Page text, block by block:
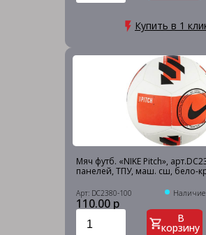
Купить в 1
Мяч футб. «NIKE Pitch»,
панелей, ТПУ, маш. сш, бело-
Арт: DC2380-100 Наличие
110.00 р
В
корзину